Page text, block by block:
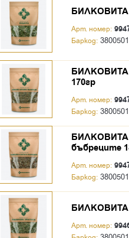
БИЛКОВИТА
Арт. номер:
Баркод:
БИЛКОВИТА
170гр
Арт. номер:
Баркод:
БИЛКОВИТА
бъбреците
Арт. номер:
Баркод:
БИЛКОВИТА
Арт. номер: